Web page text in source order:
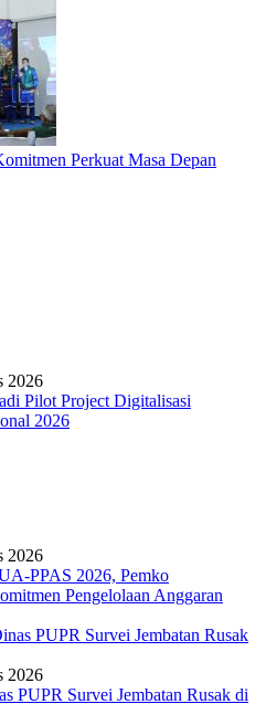
Perkuat Masa Depan
2026
Pilot Project Digitalisasi
2026
2026
PPAS 2026, Pemko
Pengelolaan Anggaran
2026
PUPR Survei Jembatan Rusak di